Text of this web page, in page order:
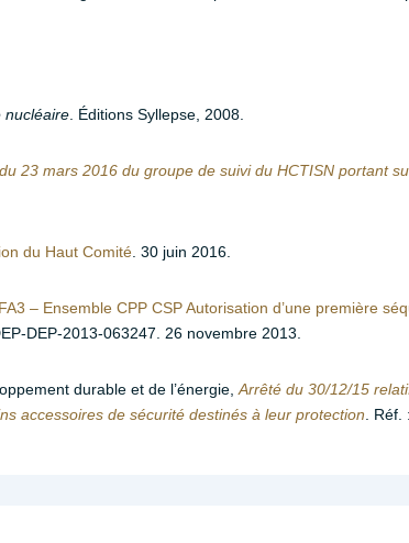
nucléaire . Éditions Syllepse, 2008.
23 mars 2016 du groupe de suivi du HCTISN portant
du Haut Comité . 30 juin 2016.
– Ensemble CPP CSP Autorisation d’une première
DEP-2013-063247. 26 novembre 2013.
durable et de l’énergie, Arrêté du 30/12/15
accessoires de sécurité destinés à leur protection .